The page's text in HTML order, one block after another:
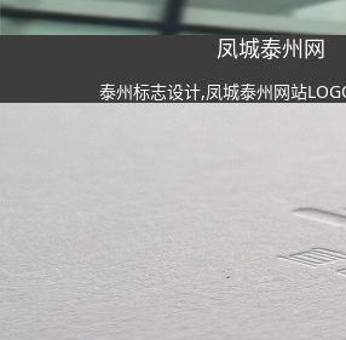
凤城泰州网
泰州标志设计,凤城泰州网站